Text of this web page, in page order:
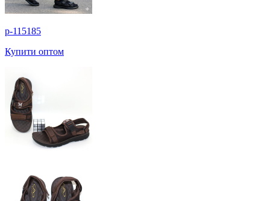
p-115185
Купити оптом